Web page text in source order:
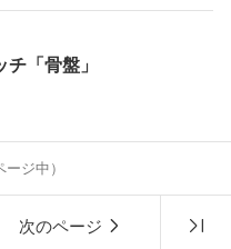
「骨盤」
ージ中）
次のページ